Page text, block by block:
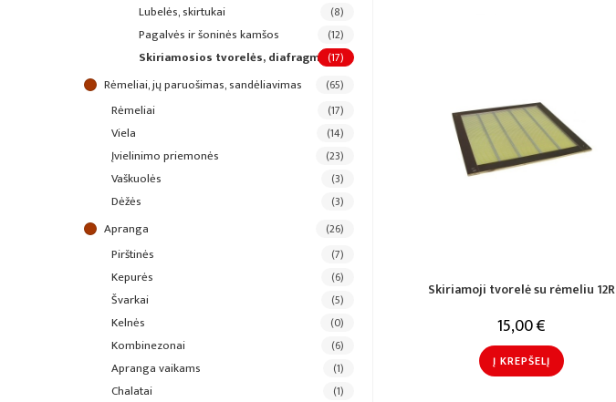
Skiriamoji tvorelė su rėmeliu 12R
15,00€
Į KREPŠELĮ
lubelės, skirtukai (8)
pagalvės ir šoninės kamšos (12)
skiriamosios tvorelės, diafragmos(17)
rėmeliai, jų paruošimas, sandėliavimas (65)
rėmeliai (17)
viela (14)
įvielinimo priemonės (23)
vaškuolės (3)
dėžės (3)
apranga (26)
pirštinės (7)
kepurės (6)
švarkai (5)
kelnės (0)
kombinezonai (6)
apranga vaikams (1)
chalatai (1)